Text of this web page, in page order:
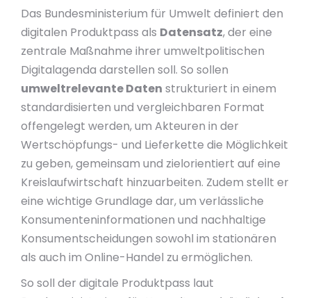
Das Bundesministerium für Umwelt definiert den
digitalen Produktpass als Datensatz, der eine
zentrale Maßnahme ihrer umweltpolitischen
Digitalagenda darstellen soll. So sollen
umweltrelevante Daten strukturiert in einem
standardisierten und vergleichbaren Format
offengelegt werden, um Akteuren in der
Wertschöpfungs- und Lieferkette die Möglichkeit
zu geben, gemeinsam und zielorientiert auf eine
Kreislaufwirtschaft hinzuarbeiten. Zudem stellt er
eine wichtige Grundlage dar, um verlässliche
Konsumenteninformationen und nachhaltige
Konsumentscheidungen sowohl im stationären
als auch im Online-Handel zu ermöglichen.
So soll der digitale Produktpass laut